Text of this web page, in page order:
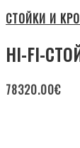
СТОЙКИ И
HI-FI-
78320.00€